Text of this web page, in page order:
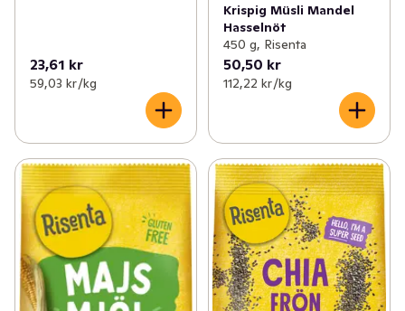
23,61 kr
59,03 kr /kg
Krispig Müsli Mandel
Hasselnöt
450 g, Risenta
50,50 kr
112,22 kr /kg